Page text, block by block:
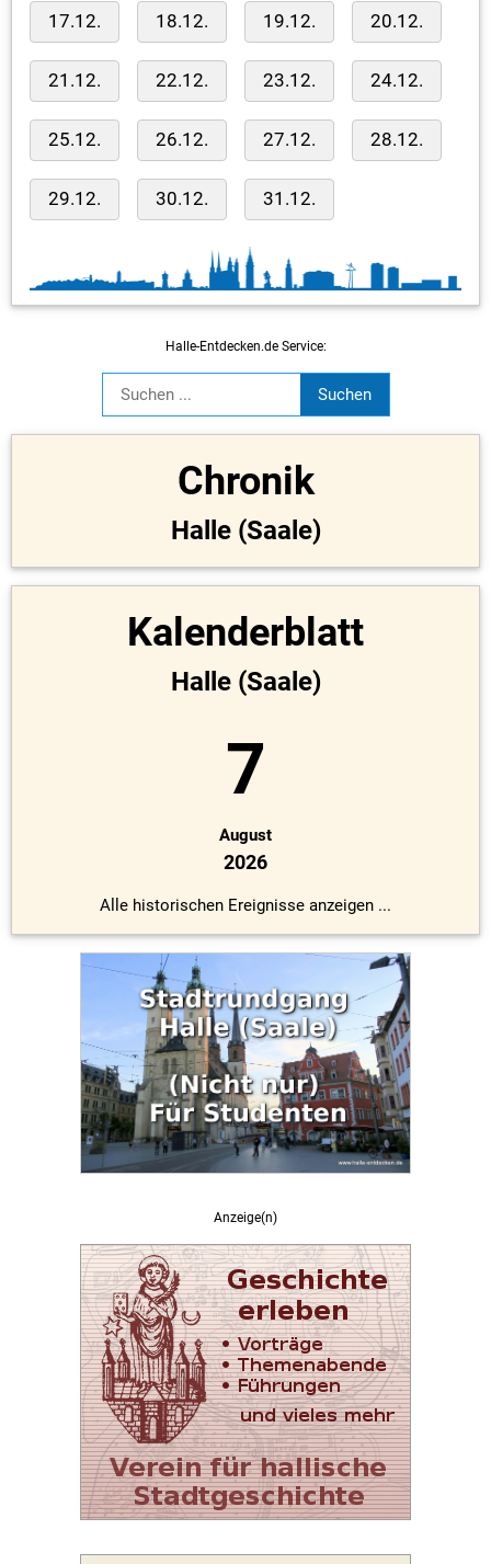
17.12. 18.12. 19.12. 20.12.
21.12. 22.12. 23.12. 24.12.
25.12. 26.12. 27.12. 28.12.
29.12. 30.12. 31.12.
Halle-Entdecken.de Service:
Chronik
Halle (Saale)
Kalenderblatt
Halle (Saale)
7
August
2026
Alle historischen Ereignisse anzeigen ...
Anzeige(n)